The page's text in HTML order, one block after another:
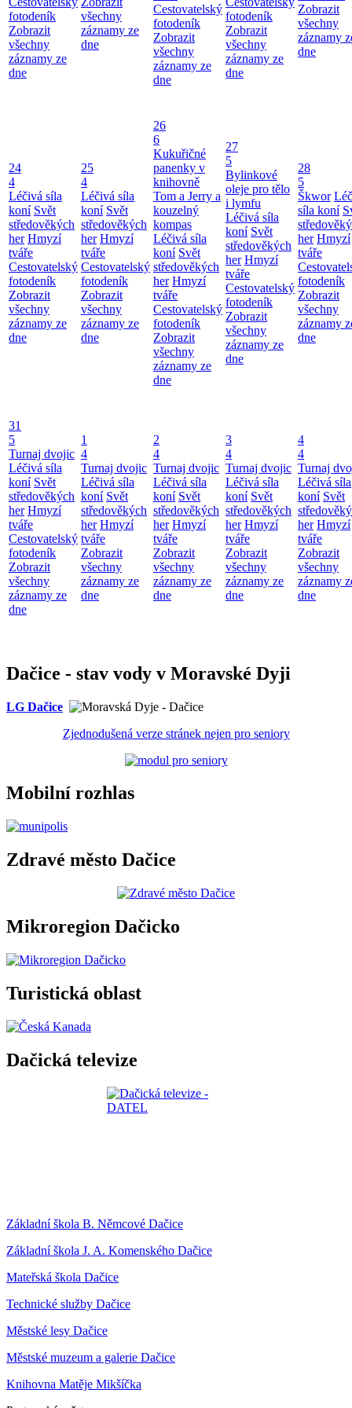
fotodeník
Zobrazit
všechny
záznamy ze
dne
všechny
záznamy ze
dne
Cestovatelský
fotodeník
Zobrazit
všechny
záznamy ze
dne
fotodeník
Zobrazit
všechny
záznamy ze
dne
Zobrazit
všechny
záznamy
dne
24
4
Léčivá síla
koní Svět
středověkých
her Hmyzí
tváře
Cestovatelský
fotodeník
Zobrazit
všechny
záznamy ze
dne
25
4
Léčivá síla
koní Svět
středověkých
her Hmyzí
tváře
Cestovatelský
fotodeník
Zobrazit
všechny
záznamy ze
dne
26
6
Kukuřičné
panenky v
knihovně
Tom a Jerry a
kouzelný
kompas
Léčivá síla
koní Svět
středověkých
her Hmyzí
tváře
Cestovatelský
fotodeník
Zobrazit
všechny
záznamy ze
dne
27
5
Bylinkové
oleje pro tělo
i lymfu
Léčivá síla
koní Svět
středověkých
her Hmyzí
tváře
Cestovatelský
fotodeník
Zobrazit
všechny
záznamy ze
dne
28
5
Škwor
síla koní
her Hmyzí
tváře
fotodeník
Zobrazit
všechny
záznamy
dne
31
5
Turnaj dvojic
Léčivá síla
koní Svět
středověkých
her Hmyzí
tváře
Cestovatelský
fotodeník
Zobrazit
všechny
záznamy ze
dne
1
4
Turnaj dvojic
Léčivá síla
koní Svět
středověkých
her Hmyzí
tváře
Zobrazit
všechny
záznamy ze
dne
2
4
Turnaj dvojic
Léčivá síla
koní Svět
středověkých
her Hmyzí
tváře
Zobrazit
všechny
záznamy ze
dne
3
4
Turnaj dvojic
Léčivá síla
koní Svět
středověkých
her Hmyzí
tváře
Zobrazit
všechny
záznamy ze
dne
4
4
Turnaj
Léčivá síla
koní Svět
her Hmyzí
tváře
Zobrazit
všechny
záznamy
dne
Dačice - stav vody v Moravské Dyji
LG Dačice
Zjednodušená verze stránek nejen pro seniory
Mobilní rozhlas
Zdravé město Dačice
Mikroregion Dačicko
Turistická oblast
Dačická televize
Základní škola B. Němcové Dačice
Základní škola J. A. Komenského Dačice
Mateřská škola Dačice
Technické služby Dačice
Městské lesy Dačice
Městské muzeum a galerie Dačice
Knihovna Matěje Mikšíčka